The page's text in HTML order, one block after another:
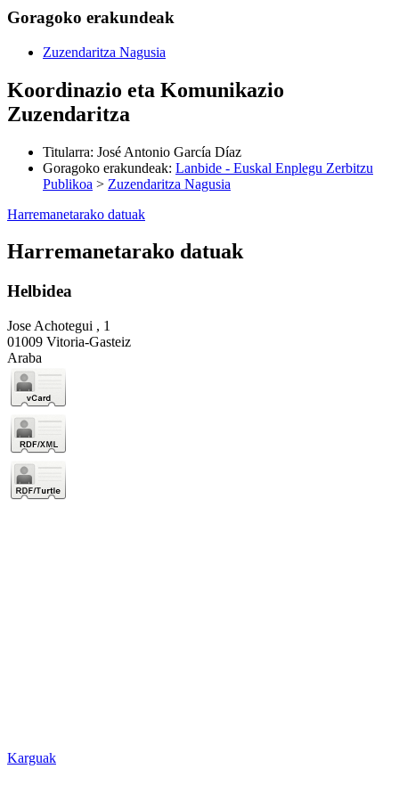
Goragoko erakundeak
Zuzendaritza Nagusia
Koordinazio eta Komunikazio
Zuzendaritza
Titularra: José Antonio García Díaz
Goragoko erakundeak: Lanbide - Euskal Enplegu Zerbitzu
Publikoa > Zuzendaritza Nagusia
Harremanetarako datuak
Harremanetarako datuak
Helbidea
Jose Achotegui , 1
01009 Vitoria-Gasteiz
Araba
Karguak